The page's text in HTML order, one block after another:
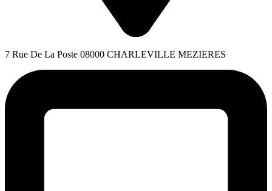
7 Rue De La Poste 08000 CHARLEVILLE MEZIERES